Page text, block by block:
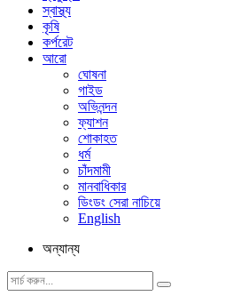
স্বাস্থ্য
কৃষি
কর্পরেট
আরো
ঘোষনা
গাইড
অভিনন্দন
ফ্যাশন
শোকাহত
ধর্ম
চাঁদমামী
মানবাধিকার
ডিংডং সেরা নাচিয়ে
English
অন্যান্য